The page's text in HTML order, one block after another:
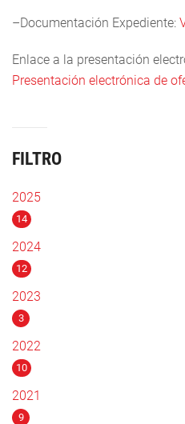
–Documentación Expediente:
Enlace a la presentación
Presentación electrónica de
FILTRO
2025
14
2024
12
2023
3
2022
10
2021
9